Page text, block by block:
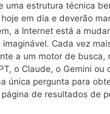
uma estrutura técnica
em dia e deverão
a Internet está a
Cada vez
a um motor de
o Claude, o Gemini
única pergunta para
de resultados de